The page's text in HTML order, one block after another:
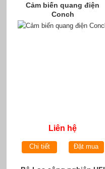
Cảm biến quang điện
Conch
Liên hệ
Chi tiết Đặt mua